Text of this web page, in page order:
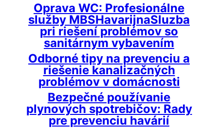
Oprava WC: Profesionálne
služby MBSHavarijnaSluzba
pri riešení problémov so
sanitárnym vybavením
Odborné tipy na prevenciu a
riešenie kanalizačných
problémov v domácnosti
Bezpečné používanie
plynových spotrebičov: Rady
pre prevenciu havárií